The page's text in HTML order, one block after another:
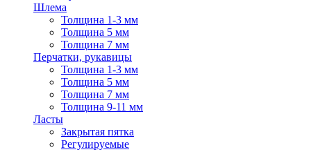
Шлема
Толщина 1-3 мм
Толщина 5 мм
Толщина 7 мм
Перчатки, рукавицы
Толщина 1-3 мм
Толщина 5 мм
Толщина 7 мм
Толщина 9-11 мм
Ласты
Закрытая пятка
Регулируемые